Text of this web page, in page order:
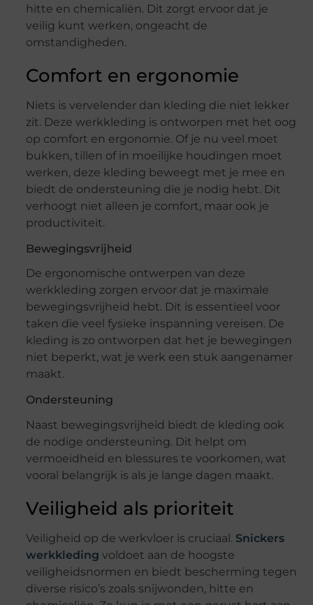
hitte en chemicaliën. Dit zorgt ervoor dat je
veilig kunt werken, ongeacht de
omstandigheden.
Comfort en ergonomie
Niets is vervelender dan kleding die niet lekker
zit. Deze werkkleding is ontworpen met het oog
op comfort en ergonomie. Of je nu veel moet
bukken, tillen of in moeilijke houdingen moet
werken, deze kleding beweegt met je mee en
biedt de ondersteuning die je nodig hebt. Dit
verhoogt niet alleen je comfort, maar ook je
productiviteit.
Bewegingsvrijheid
De ergonomische ontwerpen van deze
werkkleding zorgen ervoor dat je maximale
bewegingsvrijheid hebt. Dit is essentieel voor
taken die veel fysieke inspanning vereisen. De
kleding is zo ontworpen dat het je bewegingen
niet beperkt, wat je werk een stuk aangenamer
maakt.
Ondersteuning
Naast bewegingsvrijheid biedt de kleding ook
de nodige ondersteuning. Dit helpt om
vermoeidheid en blessures te voorkomen, wat
vooral belangrijk is als je lange dagen maakt.
Veiligheid als prioriteit
Veiligheid op de werkvloer is cruciaal. Snickers
werkkleding voldoet aan de hoogste
veiligheidsnormen en biedt bescherming tegen
diverse risico’s zoals snijwonden, hitte en